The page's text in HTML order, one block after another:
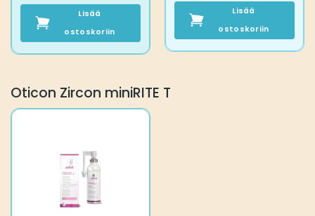
Lisää
ostoskoriin
Lisää
ostoskoriin
Oticon Zircon miniRITE T